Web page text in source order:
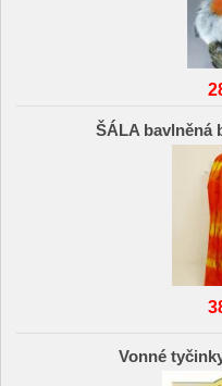
ŠÁLA bavlněná
Vonné